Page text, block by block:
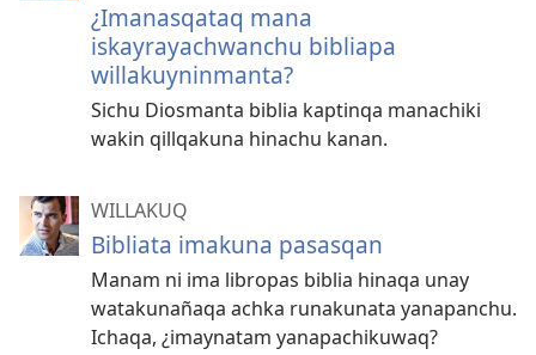
¿Imanasqataq mana
iskayrayachwanchu bibliapa
willakuyninmanta?
Sichu Diosmanta biblia kaptinqa manachiki
wakin qillqakuna hinachu kanan.
WILLAKUQ
Bibliata imakuna pasasqan
Manam ni ima libropas biblia hinaqa unay
watakunañaqa achka runakunata yanapanchu.
Ichaqa, ¿imaynatam yanapachikuwaq?